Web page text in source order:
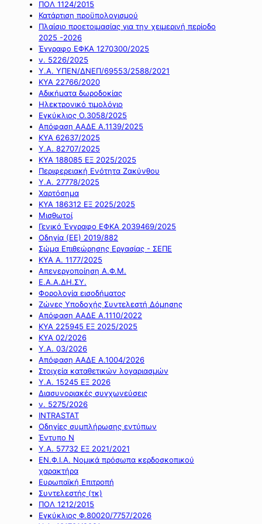
ΠΟΛ 1124/2015
Κατάρτιση προϋπολογισμού
Πλαίσιο προετοιμασίας για την χειμερινή περίοδο
2025 -2026
Έγγραφο ΕΦΚΑ 1270300/2025
ν. 5226/2025
Υ.Α. ΥΠΕΝ/ΔΝΕΠ/69553/2588/2021
ΚΥΑ 22766/2020
Αδικήματα δωροδοκίας
Ηλεκτρονικό τιμολόγιο
Εγκύκλιος Ο.3058/2025
Απόφαση ΑΑΔΕ Α.1139/2025
ΚΥΑ 62637/2025
Υ.Α. 82707/2025
ΚΥΑ 188085 ΕΞ 2025/2025
Περιφερειακή Ενότητα Ζακύνθου
Υ.Α. 27778/2025
Χαρτόσημα
ΚΥΑ 186312 ΕΞ 2025/2025
Μισθωτοί
Γενικό Έγγραφο ΕΦΚΑ 2039469/2025
Οδηγία (ΕΕ) 2019/882
Σώμα Επιθεώρησης Εργασίας - ΣΕΠΕ
ΚΥΑ Α. 1177/2025
Απενεργοποίηση Α.Φ.Μ.
Ε.Α.Α.ΔΗ.ΣΥ.
Φορολογία εισοδήματος
Ζώνες Υποδοχής Συντελεστή Δόμησης
Απόφαση ΑΑΔΕ Α.1110/2022
ΚΥΑ 225945 ΕΞ 2025/2025
ΚΥΑ 02/2026
Υ.Α. 03/2026
Απόφαση ΑΑΔΕ Α.1004/2026
Στοιχεία καταθετικών λογαριασμών
Υ.Α. 15245 ΕΞ 2026
Διασυνοριακές συγχωνεύσεις
ν. 5275/2026
INTRASTAT
Οδηγίες συμπλήρωσης εντύπων
Έντυπο Ν
Υ.Α. 57732 ΕΞ 2021/2021
ΕΝ.Φ.Ι.Α. Νομικά πρόσωπα κερδοσκοπικού
χαρακτήρα
Ευρωπαϊκή Επιτροπή
Συντελεστής (τκ)
ΠΟΛ 1212/2015
Εγκύκλιος Φ.80020/7757/2026